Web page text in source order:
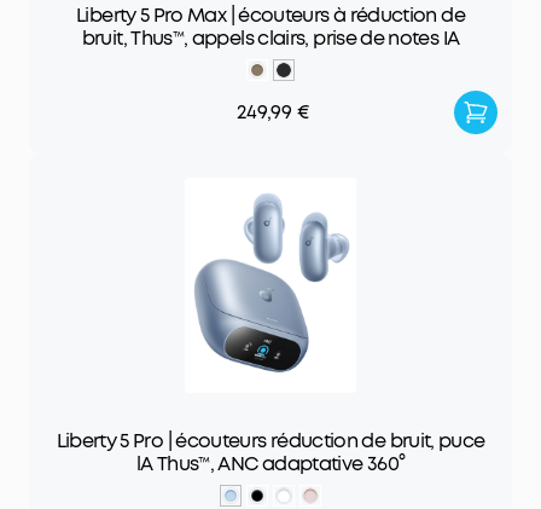
Liberty 5 Pro Max | écouteurs à réduction de
bruit, Thus™, appels clairs, prise de notes IA
249,99 €
Liberty 5 Pro | écouteurs réduction de bruit, puce
lA Thus™, ANC adaptative 360°